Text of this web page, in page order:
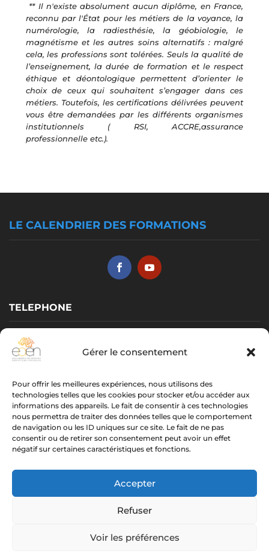
Gérer le consentement
Pour offrir les meilleures expériences, nous utilisons des
technologies telles que les cookies pour stocker et/ou accéder aux
informations des appareils. Le fait de consentir à ces technologies
nous permettra de traiter des données telles que le comportement
de navigation ou les ID uniques sur ce site. Le fait de ne pas
consentir ou de retirer son consentement peut avoir un effet
négatif sur certaines caractéristiques et fonctions.
Accepter
Refuser
Voir les préférences
​ ** Il n'existe absolument aucun diplôme, en France,
reconnu par l'État pour les métiers de la voyance, la
numérologie, la radiesthésie, la géobiologie, le
magnétisme et les autres soins alternatifs : malgré
cela, les professions sont tolérées. Seuls la qualité de
l’enseignement, la durée de formation et le respect
éthique et déontologique permettent d’orienter le
choix de ceux qui souhaitent s’engager dans ces
métiers. Toutefois, les certifications délivrées peuvent
vous être demandées par les différents organismes
institutionnels ( RSI, ACCRE,assurance
professionnelle etc.).
LE CALENDRIER DES FORMATIONS
TELEPHONE
Vérone GARNIER :
Yoan GARI : 06 07 82 66 49
EMAIL
oracledeverone@gmail.com
yoan.gari@gmail.com
centre.eden.formation@gmail.com
SIRET V. Garnier : 498 017 490 00034 • SIRET Y. GARI : 812 584
951 00014
Mentions légales. Confidentialité.